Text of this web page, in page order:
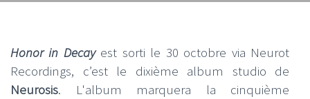
Honor in Decayest sorti le 30 octobre via Neurot
Recordings, c’est le dixième album studio de
Neurosis. L'album marquera la cinquième